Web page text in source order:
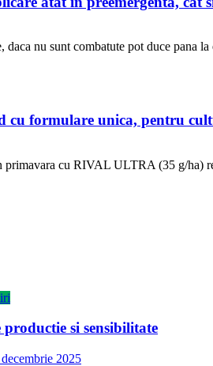
nu sunt combatute pot duce pana
cu formulare unica, pentru
primavara cu RIVAL ULTRA (35 g/ha)
si sensibilitate
2025